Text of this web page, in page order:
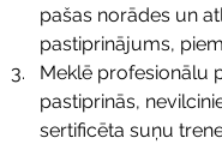
pašas norādes un
pastiprinājums,
Meklē profesionālu
pastiprinās,
sertificēta suņu